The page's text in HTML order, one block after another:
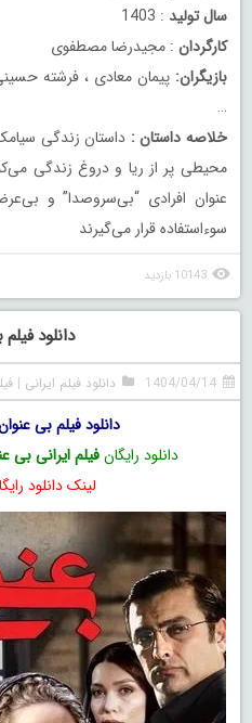
سال تولید : 1403
کارگردان : مجیدرضا مصطفوی
بازیگران:پیمان معادی ، فرشته
…
خلاصه داستان : داستان زندگی
محیطی پر از ریا و دروغ زندگی
عنوان افرادی “بی‌سروصدا” و
سوءاستفاده قرار می‌گیرند
10143 بازدید
دانلود
1404/04/14 دانلود فیلم ایرانی |
دانلود فیلم بی
دانلود رایگانفیلم ایرانی بی
لینک دانلود